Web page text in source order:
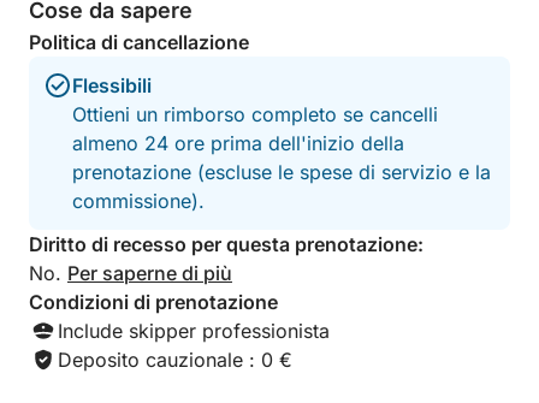
• Snorkeling per esplorare il mondo sottomarino
• Scooter subacqueo per un'esplorazione divertente
• Nuotate in calette esclusive
Aperitivo/Pranzo a buffet All-Inclusive
Assapora un ricco buffet mediterraneo, pensato per
un'esperienza conviviale:
• Deliziosa selezione di prelibatezze dolci e salate
• Bevande incluse: bibite analcoliche, acqua, vino e
birra
Nessun problema, divertimento al 100%.
Atmosfera su misura
Cose da sapere
Politica di cancellazione
Flessibili
Ottieni un rimborso completo se cancelli
almeno 24 ore prima dell'inizio della
prenotazione (escluse le spese di servizio e la
commissione).
Diritto di recesso per questa prenotazione:
No. Per saperne di più
Condizioni di prenotazione
Include skipper professionista
Deposito cauzionale : 0 €